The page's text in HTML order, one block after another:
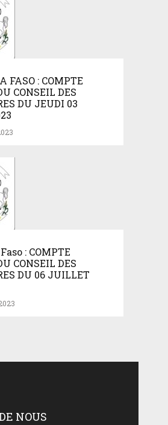
FASO : COMPTE
CONSEIL DES
DU JEUDI 03
: COMPTE
CONSEIL DES
DU 06 JUILLET
NOUS